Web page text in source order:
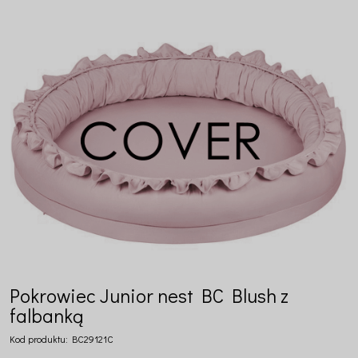
Pokrowiec Junior nest BC Blush z
falbanką
Kod produktu: BC29121C